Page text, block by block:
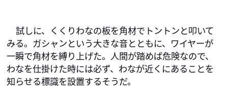
試しに、くくりわなの板を角材でトントンと叩いて
みる。ガシャンという大きな音とともに、ワイヤーが
一瞬で角材を縛り上げた。人間が踏めば危険なので、
わなを仕掛けた時には必ず、わなが近くにあることを
知らせる標識を設置するそうだ。